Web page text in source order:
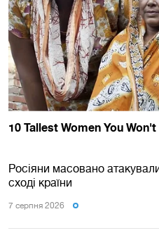
Росіяни масовано
сході країни
7 серпня 2026